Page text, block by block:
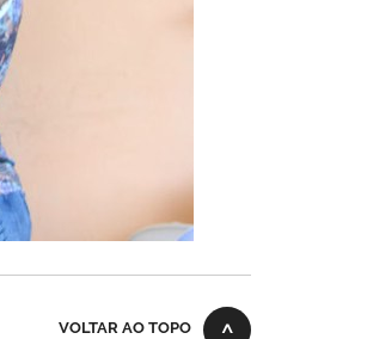
VOLTAR AO TOPO